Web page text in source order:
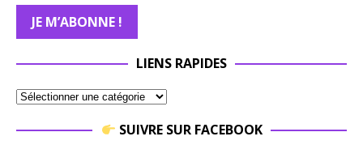
LIENS RAPIDES
SUIVRE SUR FACEBOOK